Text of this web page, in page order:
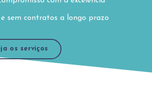
sem contratos a longo prazo
os serviços